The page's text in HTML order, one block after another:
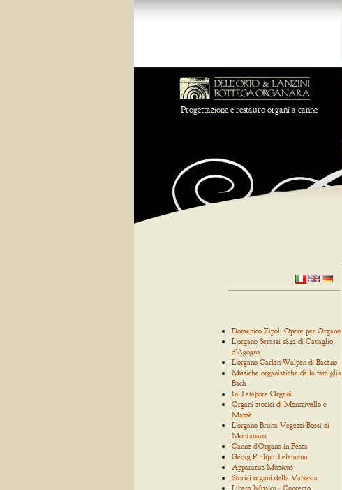
Progettazione e restauro organi a canne
Domenico Zipoli Opere per Organo
L'organo Serassi 1842 di Cavaglio
d'Agogna
L'organo Carlen-Walpen di Baceno
Musiche organistiche della famiglia
Bach
In Tempore Organi
Organi storici di Moncrivello e
Mazzè
L'organo Bruna Vegezzi-Bossi di
Montanaro
Canne d'Organo in Festa
Georg Philipp Telemann
Apparatus Musicus
Storici organi della Valsesia
Libera Musica - Concerto